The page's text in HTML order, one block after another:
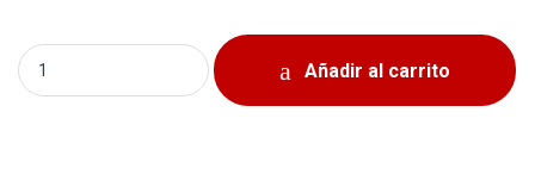
Kit Soportes de Motor Hyundai Accent 2012-2017
Añadir al carrito